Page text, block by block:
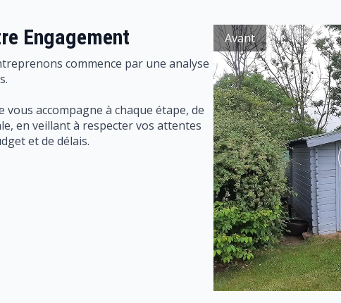
commence par une analyse
en veillant à respecter vos attentes
et de délais.
Avant